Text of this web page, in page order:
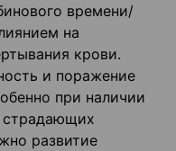
времени/
на
крови.
и поражение
при наличии
страдающих
развитие